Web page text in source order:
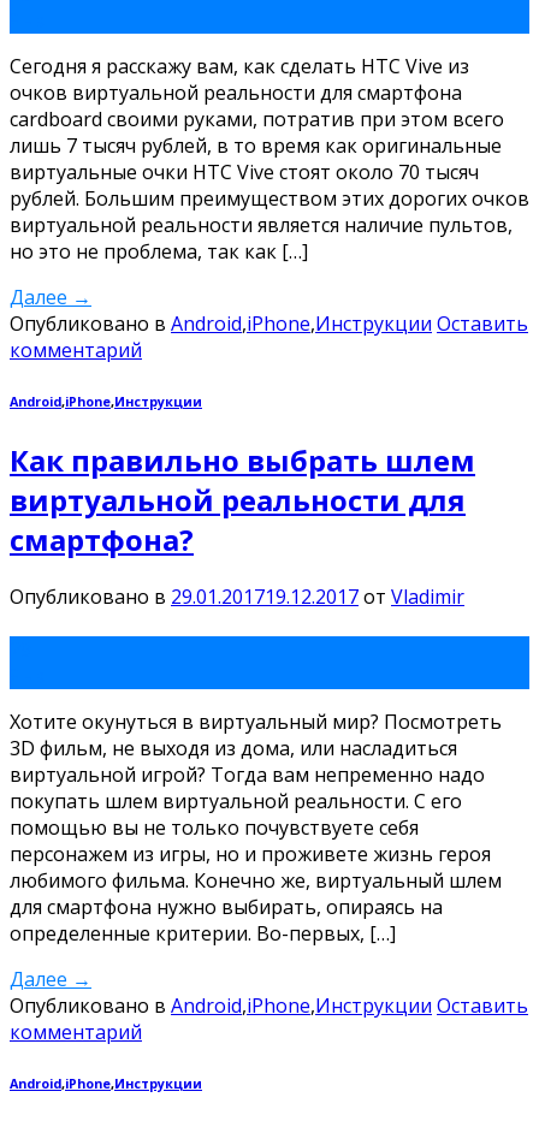
Сегодня я расскажу вам, как сделать HTC Vive из
очков виртуальной реальности для смартфона
cardboard своими руками, потратив при этом всего
лишь 7 тысяч рублей, в то время как оригинальные
виртуальные очки HTC Vive стоят около 70 тысяч
рублей. Большим преимуществом этих дорогих очков
виртуальной реальности является наличие пультов,
но это не проблема, так как […]
Далее →
Опубликовано в Android,iPhone,Инструкции Оставить
комментарий
Android,iPhone,Инструкции
Как правильно выбрать шлем
виртуальной реальности для
смартфона?
Опубликовано в 29.01.201719.12.2017от Vladimir
Хотите окунуться в виртуальный мир? Посмотреть
3D фильм, не выходя из дома, или насладиться
виртуальной игрой? Тогда вам непременно надо
покупать шлем виртуальной реальности. С его
помощью вы не только почувствуете себя
персонажем из игры, но и проживете жизнь героя
любимого фильма. Конечно же, виртуальный шлем
для смартфона нужно выбирать, опираясь на
определенные критерии. Во-первых, […]
Далее →
Опубликовано в Android,iPhone,Инструкции Оставить
комментарий
Android,iPhone,Инструкции